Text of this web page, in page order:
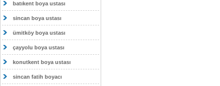
batıkent boya ustası
sincan boya ustası
ümitköy boya ustası
çayyolu boya ustası
konutkent boya ustası
sincan fatih boyacı